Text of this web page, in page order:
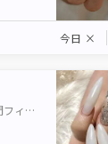
今日 ×
パラジェルネイル専門フィルイン導入店 Nai-Chan Nail 神楽坂 【本館】